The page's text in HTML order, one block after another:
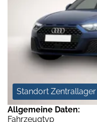
Standort Zentrallager
Allgemeine Daten:
Fahrzeugtyp